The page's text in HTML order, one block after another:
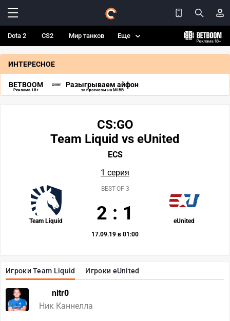
Dota 2 CS2 Мир танков Еще
ИНТЕРЕСНОЕ
BETBOOM
Реклама 18+
Разыгрываем айфон
за прогнозы на MLBB
Игроки Team Liquid Игроки eUnited
nitr0
Ник Каннелла
CS:GO
Team Liquid vs eUnited
ECS
1 серия
Team Liquid eUnited
BEST-OF-3
2 : 1
17.09.19 в 01:00